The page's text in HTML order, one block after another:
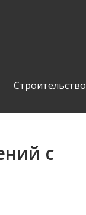
Строительство
с